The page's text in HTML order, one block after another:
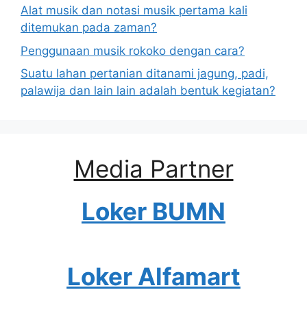
Alat musik dan notasi musik pertama kali
ditemukan pada zaman?
Penggunaan musik rokoko dengan cara?
Suatu lahan pertanian ditanami jagung, padi,
palawija dan lain lain adalah bentuk kegiatan?
Media Partner
Loker BUMN
Loker Alfamart